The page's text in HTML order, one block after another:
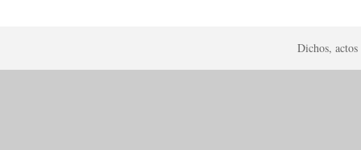
Dichos,